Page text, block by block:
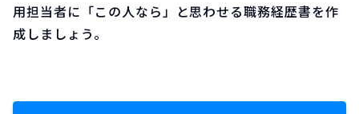
用担当者に「この人なら」と思わせる職務経歴書を作
成しましょう。